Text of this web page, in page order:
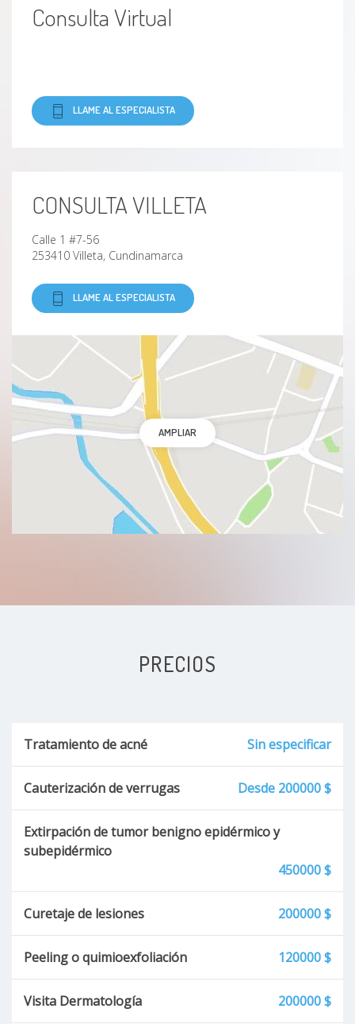
Consulta Virtual
LLAME AL ESPECIALISTA
CONSULTA VILLETA
Calle 1 #7-56
253410 Villeta, Cundinamarca
LLAME AL ESPECIALISTA
AMPLIAR
PRECIOS
Tratamiento de acné Sin especificar
Cauterización de verrugas Desde 200000 $
Extirpación de tumor benigno epidérmico y
subepidérmico
450000 $
Curetaje de lesiones 200000 $
Peeling o quimioexfoliación 120000 $
Visita Dermatología 200000 $